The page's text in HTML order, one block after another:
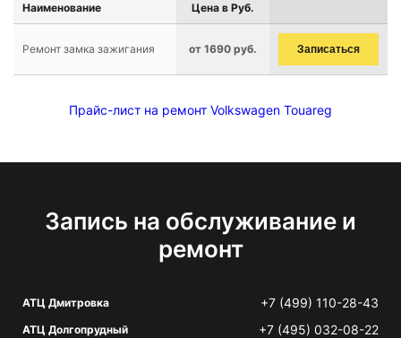
Наименование Цена в Руб.
Ремонт замка зажигания от 1690 руб. Записаться
Прайс-лист на ремонт Volkswagen Touareg
Запись на обслуживание и
ремонт
АТЦ Дмитровка +7 (499) 110-28-43
АТЦ Долгопрудный +7 (495) 032-08-22